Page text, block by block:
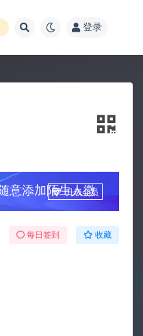
登录
意添加陌生人微
升级会员
每日签到 收藏